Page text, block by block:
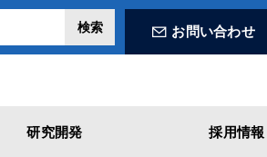
お問い合わせ
研究開発 採用情報